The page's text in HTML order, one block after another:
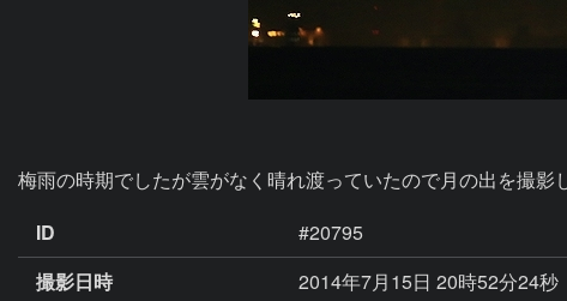
梅雨の時期でしたが雲がなく晴れ渡っていたので月の出を撮影
ID
#20795
撮影日時
2014年7月15日 20時52分24秒